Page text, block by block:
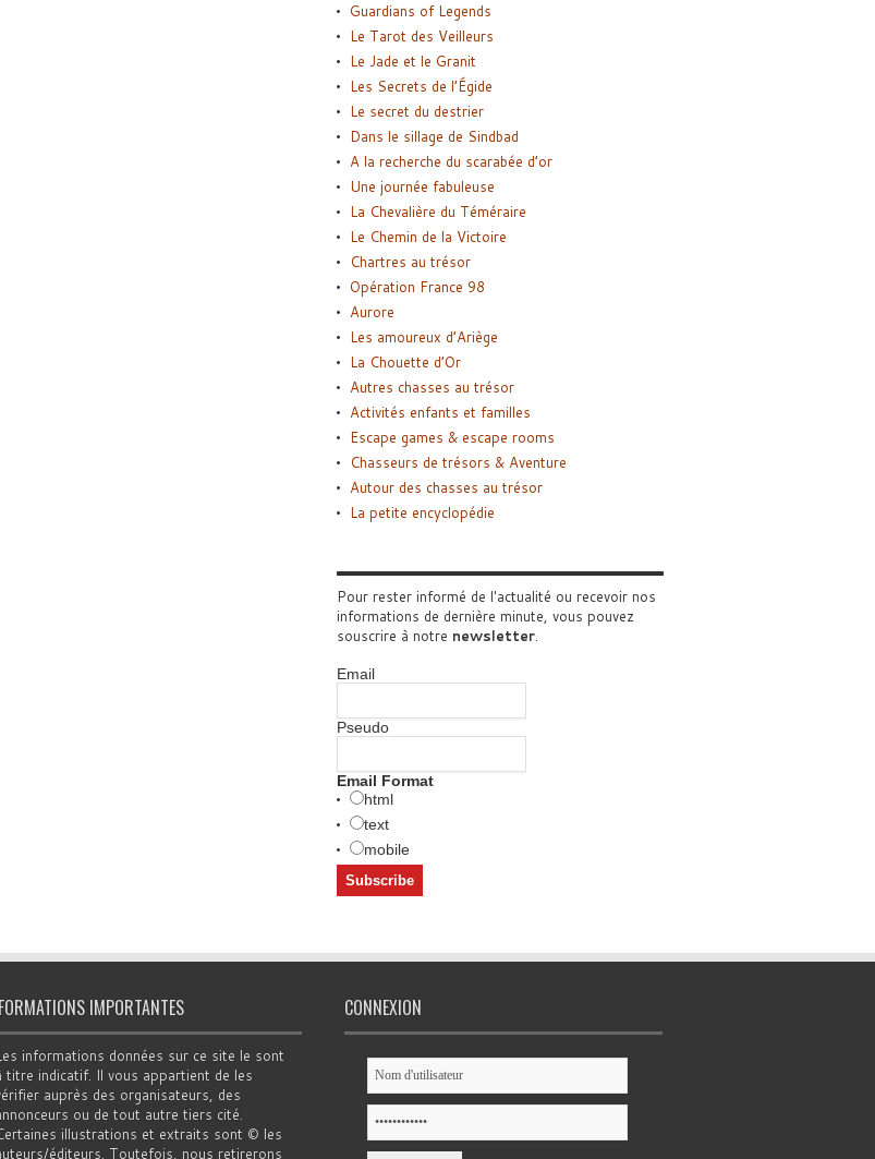
Guardians of Legends
Le Tarot des Veilleurs
Le Jade et le Granit
Les Secrets de l’Égide
Le secret du destrier
Dans le sillage de Sindbad
A la recherche du scarabée d’or
Une journée fabuleuse
La Chevalière du Téméraire
Le Chemin de la Victoire
Chartres au trésor
Opération France 98
Aurore
Les amoureux d’Ariège
La Chouette d’Or
Autres chasses au trésor
Activités enfants et familles
Escape games & escape rooms
Chasseurs de trésors & Aventure
Autour des chasses au trésor
La petite encyclopédie
Pour rester informé de l'actualité ou recevoir nos
informations de dernière minute, vous pouvez
souscrire à notre newsletter.
Email
Pseudo
Email Format
html
text
mobile
IMPORTANTES
informations données sur ce site le sont
titre indicatif. Il vous appartient de les
auprès des organisateurs, des
ou de tout autre tiers cité.
illustrations et extraits sont © les
éditeurs. Toutefois, nous retirerons
CONNEXION